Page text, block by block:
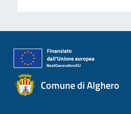
Comune di Alghero